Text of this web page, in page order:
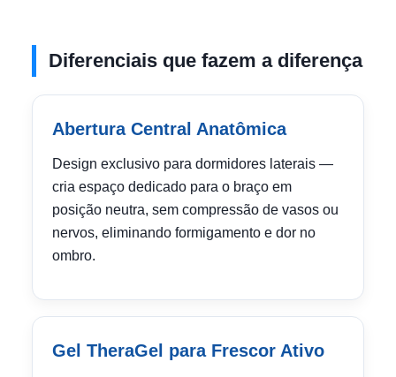
Diferenciais que fazem a diferença
Abertura Central Anatômica
Design exclusivo para dormidores laterais —
cria espaço dedicado para o braço em
posição neutra, sem compressão de vasos ou
nervos, eliminando formigamento e dor no
ombro.
Gel TheraGel para Frescor Ativo